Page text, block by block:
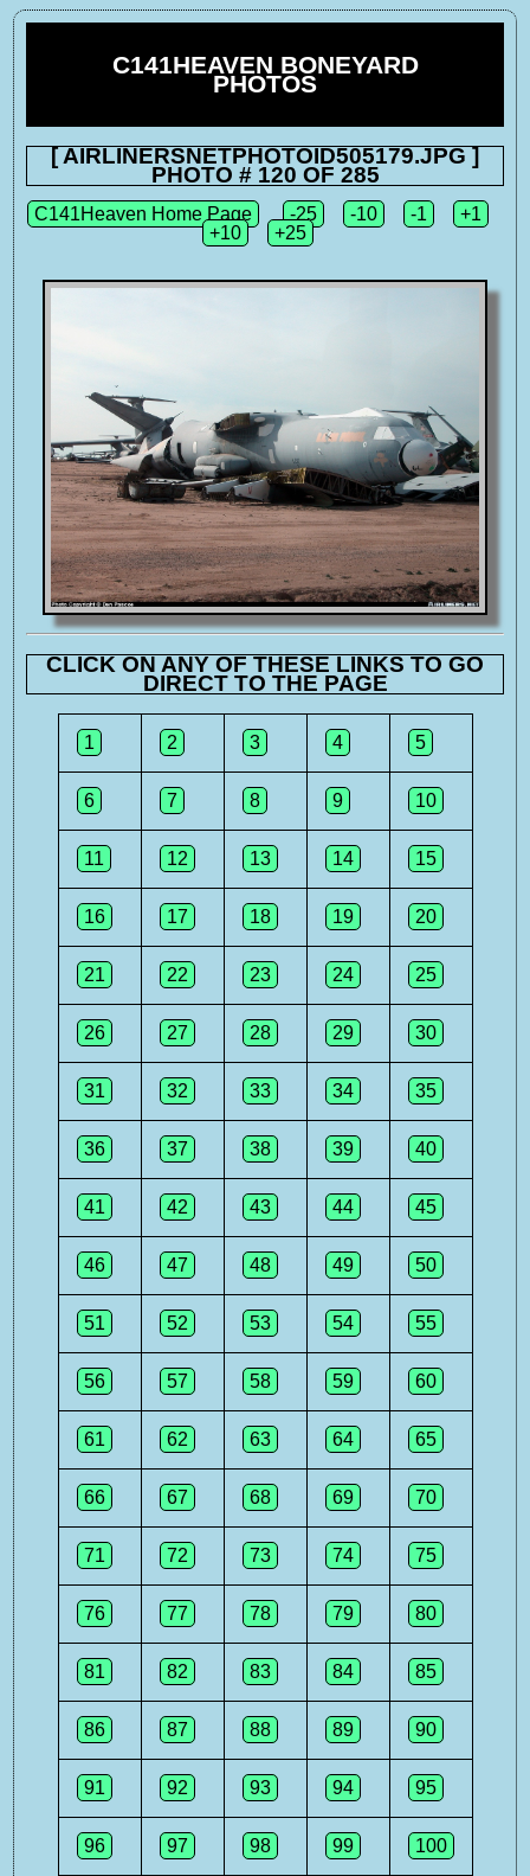
C141HEAVEN BONEYARD
PHOTOS
[ AIRLINERSNETPHOTOID505179.JPG ]
PHOTO # 120 OF 285
C141Heaven Home Page -25 -10 -1
+1
+10
+25
CLICK ON ANY OF THESE LINKS TO GO
DIRECT TO THE PAGE
1 2 3 4 5
6 7 8 9 10
11 12 13 14 15
16 17 18 19 20
21 22 23 24 25
26 27 28 29 30
31 32 33 34 35
36 37 38 39 40
41 42 43 44 45
46 47 48 49 50
51 52 53 54 55
56 57 58 59 60
61 62 63 64 65
66 67 68 69 70
71 72 73 74 75
76 77 78 79 80
81 82 83 84 85
86 87 88 89 90
91 92 93 94 95
96 97 98 99 100